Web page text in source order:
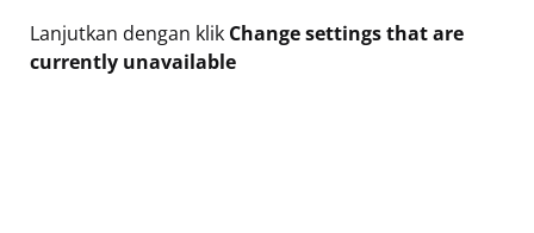
Lanjutkan dengan klik Change settings that are
currently unavailable